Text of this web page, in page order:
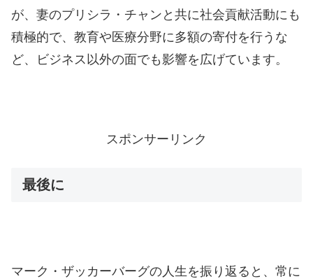
が、妻のプリシラ・チャンと共に社会貢献活動にも
積極的で、教育や医療分野に多額の寄付を行うな
ど、ビジネス以外の面でも影響を広げています。
スポンサーリンク
最後に
マーク・ザッカーバーグの人生を振り返ると、常に